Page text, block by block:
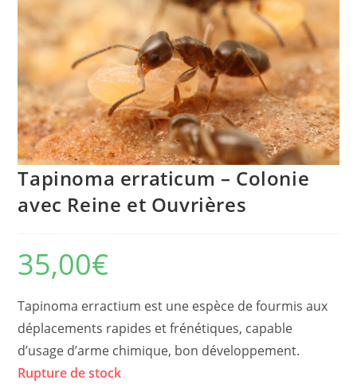
Tapinoma erraticum – Colonie
avec Reine et Ouvrières
35,00€
Tapinoma erractium est une espèce de fourmis aux
déplacements rapides et frénétiques, capable
d’usage d’arme chimique, bon développement.
Rupture de stock